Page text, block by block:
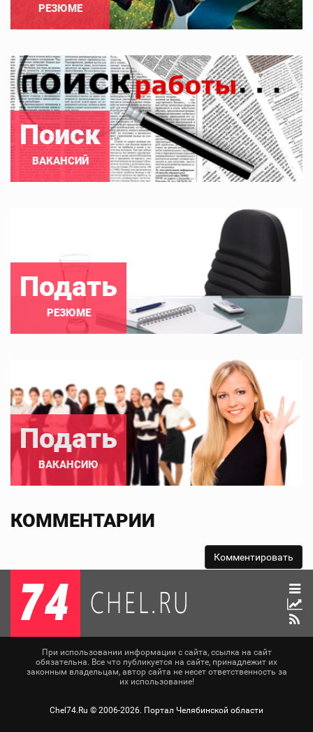
РЕЗЮМЕ
Поиск
ВАКАНСИЙ
Подать
РЕЗЮМЕ
Подать
ВАКАНСИЮ
КОММЕНТАРИИ
При использовании информации с сайта, ссылка на сайт
обязательна. Все что публикуется на сайте, принадлежит их
законным владельцам, автор сайта не несет ответственность за
их использование!
Chel74.Ru © 2006-2026. Портал Челябинской области